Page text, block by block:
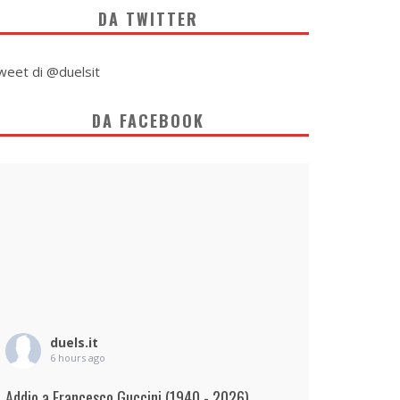
DA TWITTER
di @duelsit
DA FACEBOOK
duels.it
6 hours ago